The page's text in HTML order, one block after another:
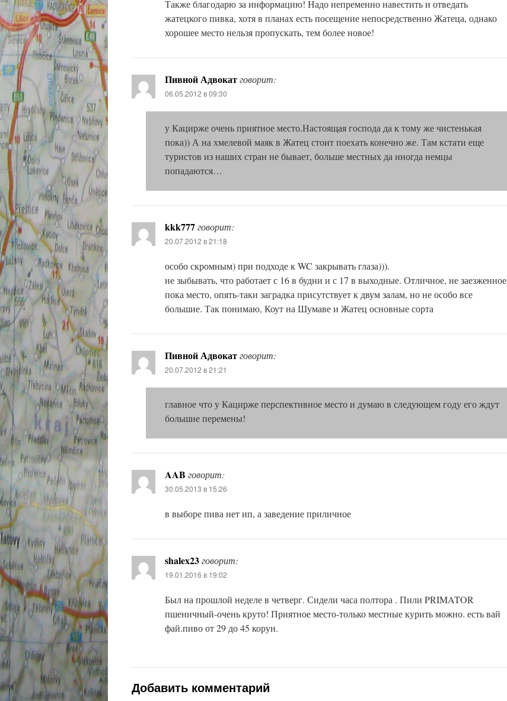
Также благодарю за информацию! Надо непременно навестить и отведать
жатецкого пивка, хотя в планах есть посещение непосредственно Жатеца, однако
хорошее место нельзя пропускать, тем более новое!
Пивной Адвокатговорит:
06.05.2012 в 09:30
у Кацирже очень приятное место.Настоящая господа да к тому же чистенькая
пока)) А на хмелевой маяк в Жатец стоит поехать конечно же. Там кстати еще
туристов из наших стран не бывает, больше местных да иногда немцы
попадаются…
kkk777говорит:
20.07.2012 в 21:18
особо скромным) при подходе к WC закрывать глаза))).
не зыбывать, что работает с 16 в будни и с 17 в выходные. Отличное, не заезженное
пока место, опять-таки заградка присутствует к двум залам, но не особо все
большие. Так понимаю, Коут на Шумаве и Жатец основные сорта
Пивной Адвокатговорит:
20.07.2012 в 21:21
главное что у Кацирже перспективное место и думаю в следующем году его ждут
большие перемены!
AAB говорит:
30.05.2013 в 15:26
в выборе пива нет ип, а заведение приличное
shalex23говорит:
19.01.2016 в 19:02
Был на прошлой неделе в четверг. Сидели часа полтора . Пили PRIMATOR
пшеничный-очень круто! Приятное место-только местные курить можно. есть вай
фай.пиво от 29 до 45 корун.
Добавить комментарий